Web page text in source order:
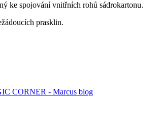
ke spojování vnitřních rohů sádrokartonu.
prasklin.
CORNER - Marcus blog